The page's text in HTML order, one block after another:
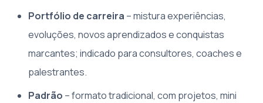
Portfólio de carreira – mistura experiências,
evoluções, novos aprendizados e conquistas
marcantes; indicado para consultores, coaches e
palestrantes.
Padrão – formato tradicional, com projetos, mini